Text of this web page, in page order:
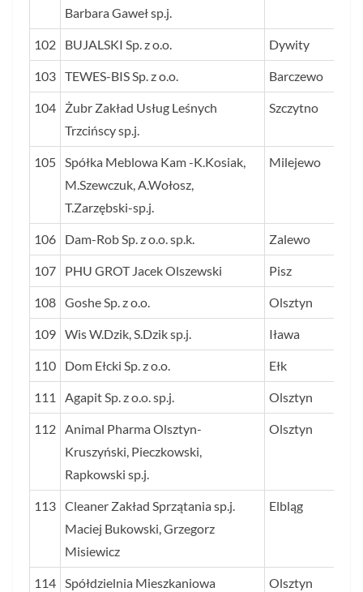
Barbara Gaweł sp.j.
102 BUJALSKI Sp. z o.o. Dywity
103 TEWES-BIS Sp. z o.o. Barczewo
104
Żubr Zakład Usług Leśnych
Trzcińscy sp.j.
Szczytno
105 Spółka Meblowa Kam -K.Kosiak,
M.Szewczuk, A.Wołosz,
T.Zarzębski-sp.j.
Milejewo
106 Dam-Rob Sp. z o.o. sp.k. Zalewo
107 PHU GROT Jacek Olszewski Pisz
108 Goshe Sp. z o.o. Olsztyn
109 Wis W.Dzik, S.Dzik sp.j. Iława
110 Dom Ełcki Sp. z o.o. Ełk
111 Agapit Sp. z o.o. sp.j. Olsztyn
112 Animal Pharma Olsztyn-
Kruszyński, Pieczkowski,
Rapkowski sp.j.
Olsztyn
113 Cleaner Zakład Sprzątania sp.j.
Maciej Bukowski, Grzegorz
Misiewicz
Elbląg
114 Spółdzielnia Mieszkaniowa
Olsztyn